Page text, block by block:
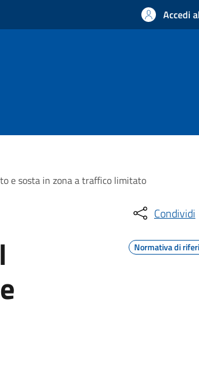
Accedi
e sosta in zona a traffico limitato
Condividi
Normativa di